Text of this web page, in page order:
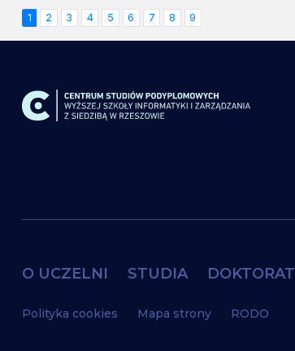
1 2 3 4 5 6 7 8 9
O UCZELNI STUDIA DOKTORAT
Polityka cookies Mapa strony RODO